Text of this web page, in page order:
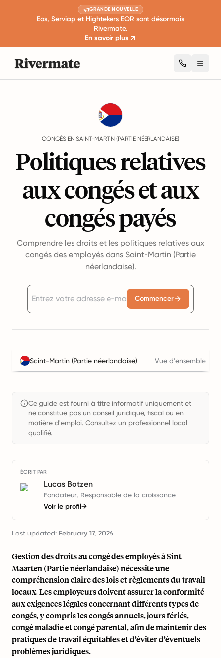
GRANDE NOUVELLE
Eos, Serviap et Hightekers EOR sont désormais
Rivermate.
En savoir plus
CONGÉS EN SAINT-MARTIN (PARTIE NÉERLANDAISE)
Politiques relatives
aux congés et aux
congés payés
Comprendre les droits et les politiques relatives aux
congés des employés dans Saint-Martin (Partie
néerlandaise).
Commencer
Saint-Martin (Partie néerlandaise) Vue d'ensemble
Ce guide est fourni à titre informatif uniquement et
ne constitue pas un conseil juridique, fiscal ou en
matière d'emploi. Consultez un professionnel local
qualifié.
ÉCRIT PAR
Lucas Botzen
Fondateur, Responsable de la croissance
Voir le profil→
Last updated: February 17, 2026
Gestion des droits au congé des employés à Sint
Maarten (Partie néerlandaise) nécessite une
compréhension claire des lois et règlements du travail
locaux. Les employeurs doivent assurer la conformité
aux exigences légales concernant différents types de
congés, y compris les congés annuels, jours fériés,
congé maladie et congé parental, afin de maintenir des
pratiques de travail équitables et d’éviter d’éventuels
problèmes juridiques.